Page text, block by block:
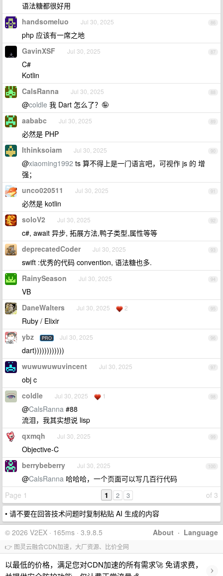
语法糖都很好用
86
handsomeluo Jul 30, 2025
php 应该有一席之地
87
GavinXSF Jul 30, 2025
C#
Kotlin
88
CalsRanna Jul 30, 2025
@coldle 我 Dart 怎么了？🤪
89
aababc Jul 30, 2025
必然是 PHP
90
Ithinksoiam Jul 30, 2025
@xiaoming1992 ts 算不得上是一门语言吧，可视作 js 的 增
强；
91
unco020511 Jul 30, 2025
必然是 kotlin
92
soloV2 Jul 30, 2025
c#, await 异步, 拓展方法,鸭子类型,属性等等
93
deprecatedCoder Jul 30, 2025
swift :优秀的代码 convention, 语法糖也多.
94
RainySeason Jul 30, 2025
VB
95
DaneWalters Jul 30, 2025 2
Ruby / Elixir
96
ybz PRO Jul 30, 2025
dart))))))))))))
97
wuwuwuwuvincent Jul 30, 2025
obj c
98
coldle Jul 30, 2025 1
@CalsRanna #88
流泪，我其实想说 lisp
99
qxmqh Jul 30, 2025
Objective-C
100
berrybeberry Jul 30, 2025
@CalsRanna 哈哈哈，一个页面可以写几百行代码
Page 1
of 3
1 2 3
• 请不要在回答技术问题时复制粘贴 AI 生成的内容
About · Language
© 2026 V2EX · 165ms · 3.9.8.5
👉 图灵云融合CDN加速，大厂资源、比价全网
以最低的价格，满足您对CDN加速的所有需求🚀 免请求费，
›